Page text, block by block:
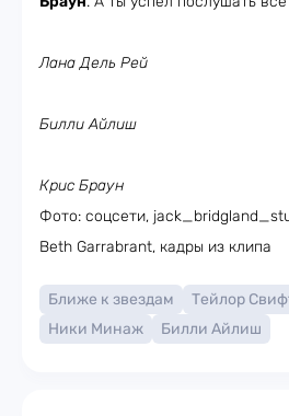
Лана Дель Рей
Билли Айлиш
Крис Браун
Фото: соцсети,
Beth Garrabrant, кадры из клипа
Ближе к звездам Тейлор
Ники Минаж
Билли Айлиш